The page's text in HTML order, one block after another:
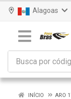
Alagoas
INÍCIO ARO